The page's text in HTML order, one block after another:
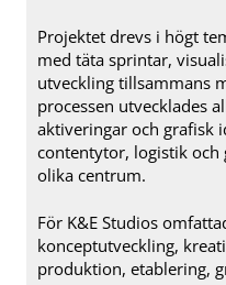
Projektet drevs i högt
med täta sprintar,
utveckling tillsammans
processen utvecklades
aktiveringar och grafisk
contentytor, logistik
olika centrum.
För K&E Studios
konceptutveckling,
produktion, etablering,